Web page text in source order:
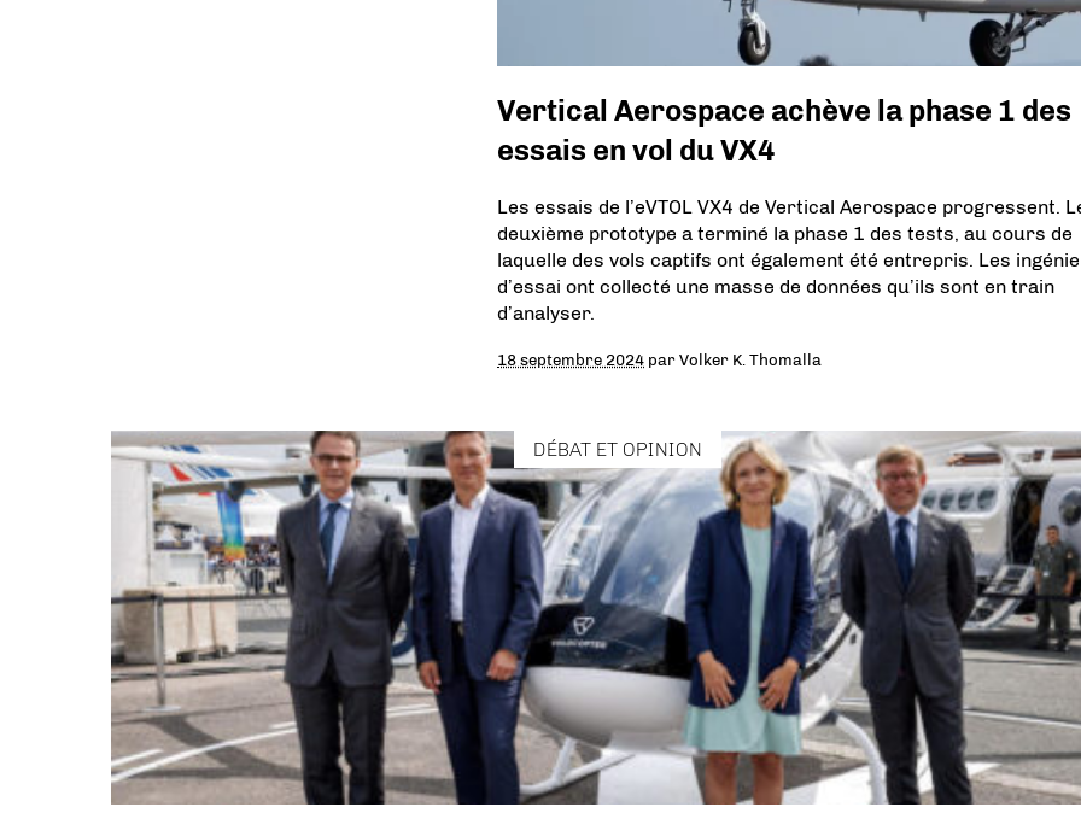
Vertical Aerospace achève la phase 1 des
essais en vol du VX4
Les essais de l’eVTOL VX4 de Vertical Aerospace progressent.
deuxième prototype a terminé la phase 1 des tests, au cours de
laquelle des vols captifs ont également été entrepris. Les
d’essai ont collecté une masse de données qu’ils sont en train
d’analyser.
18 septembre 2024 parVolker K. Thomalla
DÉBAT ET OPINION